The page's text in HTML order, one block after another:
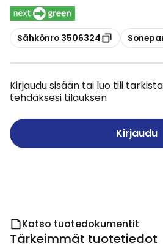
Kopioi
Sähkönro 3506324 Kopioi
Kirjaudu sisään tai luo tili
tehdäksesi tilauksen
Kirjaudu
Katso tuotedokumentit
Tärkeimmät tuotetiedot